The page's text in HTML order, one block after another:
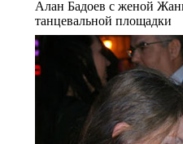
Алан Бадоев с женой
танцевальной площадки